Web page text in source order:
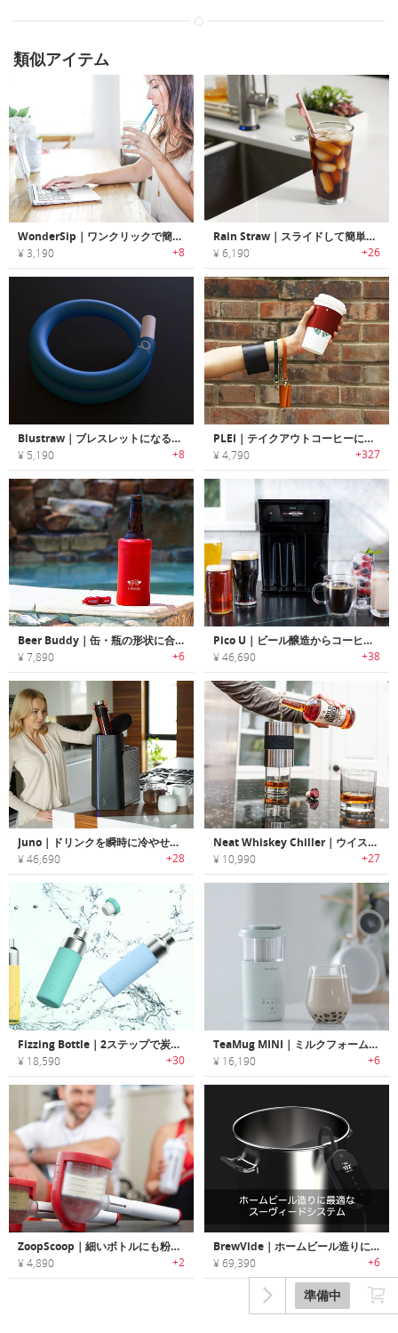
準備中
類似アイテム
WonderSip｜ワンクリックで簡単クリーニングできるエコストロー「ワンダーシップ」
¥ 3,190 +8
Rain Straw｜スライドして簡単にクリーニング可能なストロー「レインストロー」
¥ 6,190 +26
Blustraw｜ブレスレットになる再使用可能なシリコン製ストロー「ブルーストロー」
¥ 5,190 +8
PLEI｜テイクアウトコーヒーに取り付けるエコフレンドリーアクセサリー「プレイコーヒーカラー」
¥ 4,790 +327
Beer Buddy｜缶・瓶の形状に合わせて使用できるオールインワン真空断熱カバー「ビアバディー」
¥ 7,890 +6
Pico U｜ビール醸造からコーヒードリップまで行えるユニバーサルブリューイングマシン「ピコユー」
¥ 46,690 +38
Juno｜ドリンクを瞬時に冷やせるハイテクドリンククーラー「ジュノ」
¥ 46,690 +28
Neat Whiskey Chiller｜ウイスキーを薄めずに冷やせるウイスキーチラー「ニート」
¥ 10,990 +27
Fizzing Bottle｜2ステップで炭酸水が作れるポータブルソーダメーカー「フィジングボトル」
¥ 18,590 +30
TeaMug MINI｜ミルクフォームも作れるミルクティーメーカー「ティーマグミニ」
¥ 16,190 +6
ZoopScoop｜細いボトルにも粉末が入れやすいインテリジェント計量スプーン「ズープスクープ」
¥ 4,890 +2
BrewVide｜ホームビール造りに最適なスーヴィードシステム「ブリューヴィー」
¥ 69,390 +6